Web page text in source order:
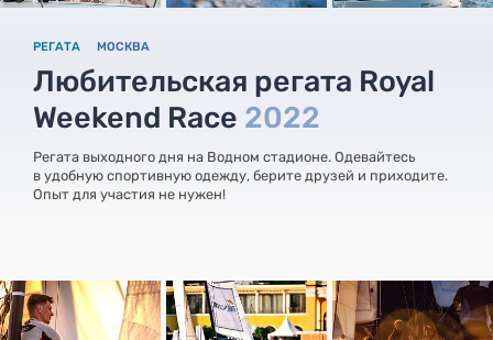
РЕГАТА МОСКВА
Любительская регата Royal
Weekend Race 2022
Регата выходного дня на Водном стадионе. Одевайтесь
в удобную спортивную одежду, берите друзей и приходите.
Опыт для участия не нужен!